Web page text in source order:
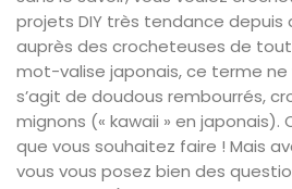
projets DIY très tendance depuis
auprès des crocheteuses de tout
mot-valise japonais, ce terme ne
s’agit de doudous rembourrés,
mignons (« kawaii » en
que vous souhaitez faire ! Mais
vous vous posez bien des